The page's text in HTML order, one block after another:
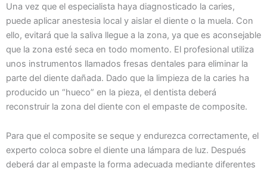
Una vez que el especialista haya diagnosticado la caries,
puede aplicar anestesia local y aislar el diente o la muela. Con
ello, evitará que la saliva llegue a la zona, ya que es aconsejable
que la zona esté seca en todo momento. El profesional utiliza
unos instrumentos llamados fresas dentales para eliminar la
parte del diente dañada. Dado que la limpieza de la caries ha
producido un “hueco” en la pieza, el dentista deberá
reconstruir la zona del diente con el empaste de composite.
Para que el composite se seque y endurezca correctamente, el
experto coloca sobre el diente una lámpara de luz. Después
deberá dar al empaste la forma adecuada mediante diferentes